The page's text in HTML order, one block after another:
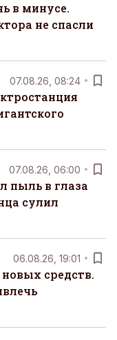
в минусе.
не спасли
07.08.26, 08:24
07.08.26, 06:00
пыль в глаза
сулил
06.08.26, 19:01
средств.